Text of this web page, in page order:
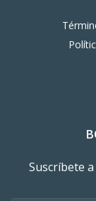
Suscríbete